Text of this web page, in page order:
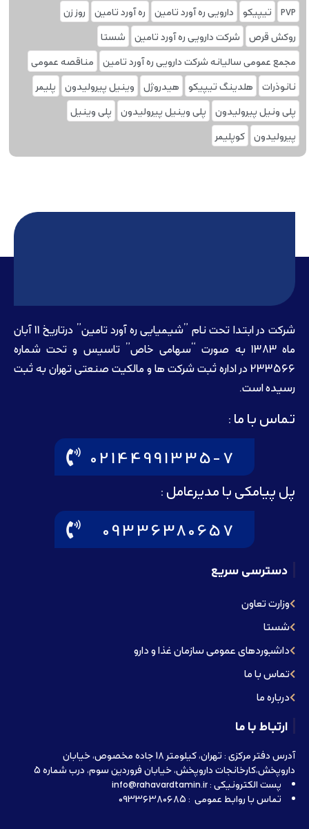
PVP تیپیکو دارویی ره آورد تامین ره آورد تامین
روز زن
روکش قرص
شرکت دارویی ره آورد تامین
شستا
مجمع عمومی سالیانه شرکت دارویی ره آورد تامین
مناقصه عمومی
نانوذرات
هلدینگ تیپیکو هیدروژل وینیل پیرولیدون
پلیمر
پلی ونیل پیرولیدون
پلی وینیل پیرولیدون
پلی‌ وینیل
پیرولیدون
کوپلیمر
شرکت در ابتدا تحت نام ”شیمیایی ره آورد تامين” درتاريخ 11 آبان
ماه 1383 به صورت “سهامی خاص” تاسيس و تحت شماره
233566 در اداره ثبت شرکت ها و مالکيت صنعتی تهران به ثبت
رسيده است.
تماس با ما :
02144991335-7
پل پیامکی با مدیرعامل :
09336380657
دسترسی سریع
وزارت تعاون
شستا
داشبوردهای عمومی سازمان غذا و دارو
تماس با ما
درباره ما
ارتباط با ما
آدرس دفتر مرکزی : تهران، کیلومتر 18 جاده مخصوص، خیابان
داروپخش،کارخانجات داروپخش، خیابان فروردین سوم، درب شماره 5
پست الکترونیکی : info@rahavardtamin.ir
تماس با روابط عمومی : 09336380685